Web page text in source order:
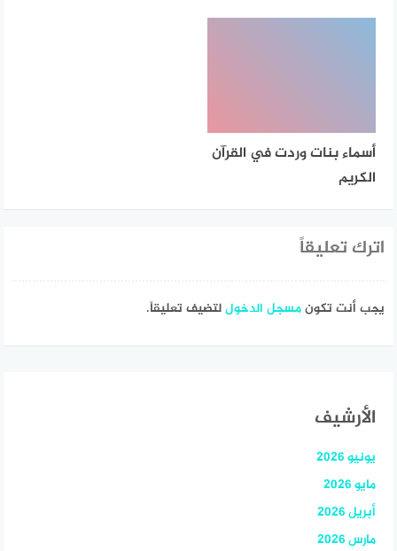
أسماء بنات وردت في القرآن
الكريم
اترك تعليقاً
يجب أنت تكونمسجل الدخوللتضيف تعليقاً.
الأرشيف
يونيو 2026
مايو 2026
أبريل 2026
مارس 2026